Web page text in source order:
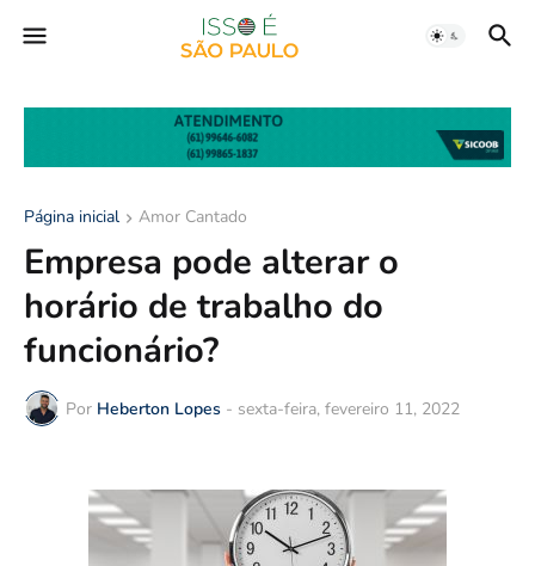
Página inicial Amor Cantado
Empresa pode alterar o
horário de trabalho do
funcionário?
Por Heberton Lopes - sexta-feira, fevereiro 11, 2022